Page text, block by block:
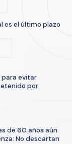
es el último plazo
para evitar
por
de 60 años aún
No descartan